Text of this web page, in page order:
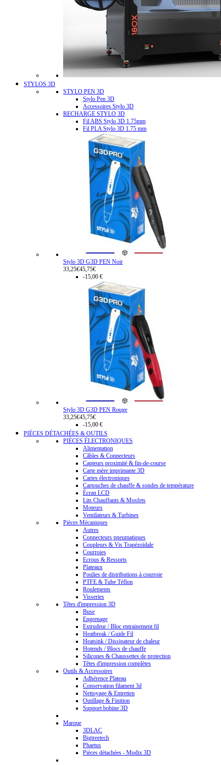
STYLOS 3D
STYLO PEN 3D
Stylo Pen 3D
Accessoires Stylo 3D
RECHARGE STYLO 3D
Fil ABS Stylo 3D 1.75mm
Fil PLA Stylo 3D 1.75 mm
Stylo 3D G3D PEN Noir
33,25€45,75€
-15,00 €
Stylo 3D G3D PEN Rouge
33,25€45,75€
-15,00 €
PIÈCES DÉTACHÉES & OUTILS
PIÈCES ÉLECTRONIQUES
Alimentation
Câbles & Connecteurs
Capteurs proximité & fin-de-course
Carte mère imprimante 3D
Cartes électroniques
Cartouches de chauffe & sondes de température
Écran LCD
Lits Chauffants & Mosfets
Moteurs
Ventilateurs & Turbines
Pièces Mécaniques
Autres
Connecteurs pneumatiques
Coupleurs & Vis Trapézoïdale
Courroies
Ecrous & Ressorts
Plateaux
Poulies de distributions à courroie
PTFE & Tube Téflon
Roulements
Visseries
Têtes d'impression 3D
Buse
Engrenage
Extrudeur / Bloc entrainement fil
Heatbreak / Guide Fil
Heatsink / Dissipateur de chaleur
Hotends / Blocs de chauffe
Silicones & Chaussettes de protection
Têtes d'impression complètes
Outils & Accessoires
Adhérence Plateau
Conservation filament 3d
Nettoyage & Entretien
Outillage & Finition
Support bobine 3D
Marque
3DLAC
Bigtreetech
Phaetus
Pièces détachées - Modix 3D